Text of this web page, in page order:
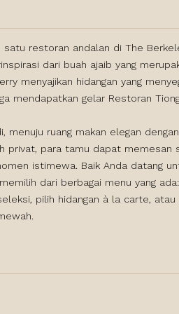
satu restoran andalan di The
dari buah ajaib yang
menyajikan hidangan yang
mendapatkan gelar Restoran
menuju ruang makan elegan
privat, para tamu dapat memesan
istimewa. Baik Anda datang
dari berbagai menu yang
pilih hidangan à la carte, atau